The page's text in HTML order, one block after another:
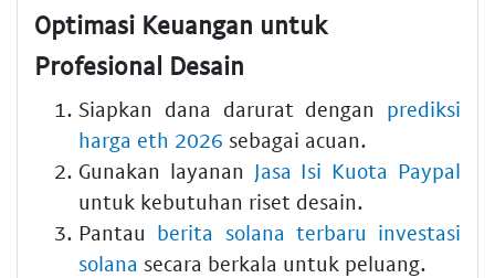
Optimasi Keuangan untuk
Profesional Desain
Siapkan dana darurat dengan prediksi
harga eth 2026 sebagai acuan.
Gunakan layanan Jasa Isi Kuota Paypal
untuk kebutuhan riset desain.
Pantau berita solana terbaru investasi
solana secara berkala untuk peluang.